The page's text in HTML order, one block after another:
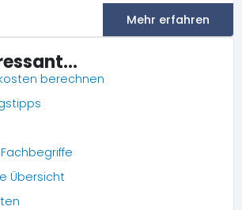
Mehr erfahren
berechnen
Übersicht